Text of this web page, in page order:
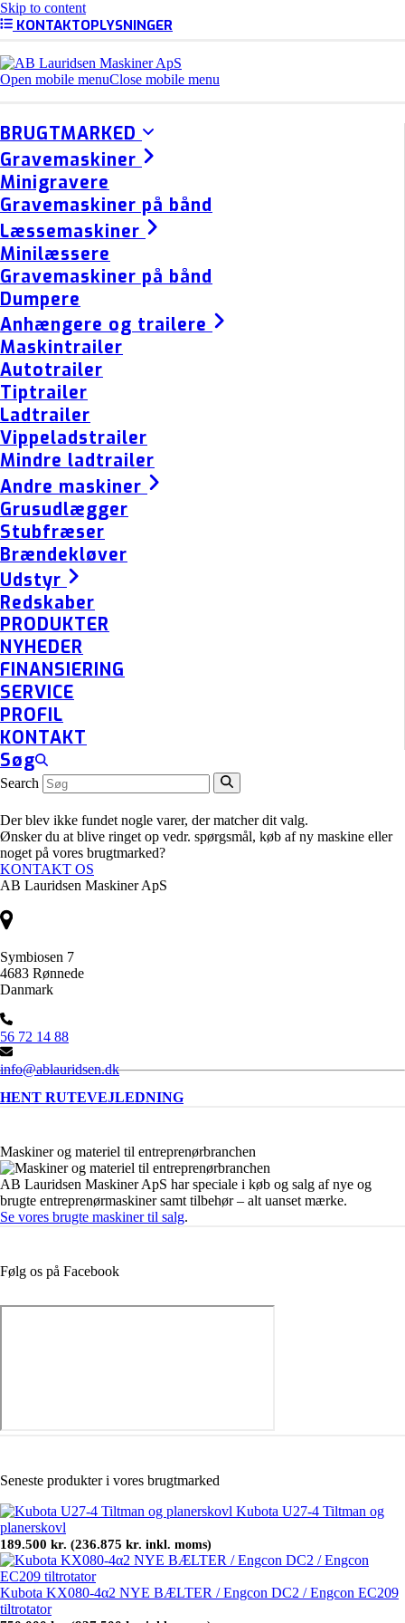
Skip to content
KONTAKTOPLYSNINGER
Open mobile menuClose mobile menu
BRUGTMARKED
Gravemaskiner
Minigravere
Gravemaskiner på bånd
Læssemaskiner
Minilæssere
Gravemaskiner på bånd
Dumpere
Anhængere og trailere
Maskintrailer
Autotrailer
Tiptrailer
Ladtrailer
Vippeladstrailer
Mindre ladtrailer
Andre maskiner
Grusudlægger
Stubfræser
Brændekløver
Udstyr
Redskaber
PRODUKTER
NYHEDER
FINANSIERING
SERVICE
PROFIL
KONTAKT
Søg
Search
Der blev ikke fundet nogle varer, der matcher dit valg.
Ønsker du at blive ringet op vedr. spørgsmål, køb af ny maskine eller
noget på vores brugtmarked?
KONTAKT OS
AB Lauridsen Maskiner ApS
Symbiosen 7
4683 Rønnede
Danmark
56 72 14 88
info@ablauridsen.dk
HENT RUTEVEJLEDNING
Maskiner og materiel til entreprenørbranchen
AB Lauridsen Maskiner ApS har speciale i køb og salg af nye og
brugte entreprenørmaskiner samt tilbehør – alt uanset mærke.
Se vores brugte maskiner til salg.
Følg os på Facebook
Seneste produkter i vores brugtmarked
Kubota U27-4 Tiltman og
planerskovl
189.500 kr. (236.875 kr. inkl. moms)
Kubota KX080-4α2 NYE BÆLTER / Engcon DC2 / Engcon EC209
tiltrotator